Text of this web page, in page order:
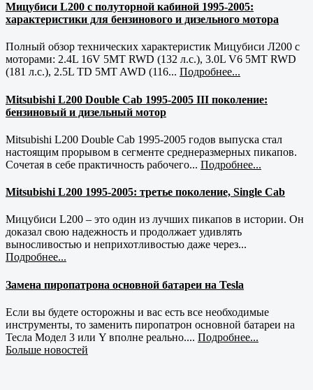
Мицубиси L200 с полуторной кабиной 1995-2005:
характеристики для бензинового и дизельного мотора
Полный обзор технических характеристик Мицубиси Л200 с
моторами: 2.4L 16V 5MT RWD (132 л.с.), 3.0L V6 5MT RWD
(181 л.с.), 2.5L TD 5MT AWD (116... Подробнее...
Mitsubishi L200 Double Cab 1995-2005 III поколение:
бензиновый и дизельный мотор
Mitsubishi L200 Double Cab 1995-2005 годов выпуска стал
настоящим прорывом в сегменте среднеразмерных пикапов.
Сочетая в себе практичность рабочего... Подробнее...
Mitsubishi L200 1995-2005: третье поколение, Single Cab
Мицубиси L200 – это один из лучших пикапов в истории. Он
доказал свою надежность и продолжает удивлять
выносливостью и неприхотливостью даже через...
Подробнее...
Замена пиропатрона основной батареи на Tesla
Если вы будете осторожны и вас есть все необходимые
инструменты, то заменить пиропатрон основной батареи на
Тесла Модел 3 или Y вполне реально.... Подробнее...
Больше новостей